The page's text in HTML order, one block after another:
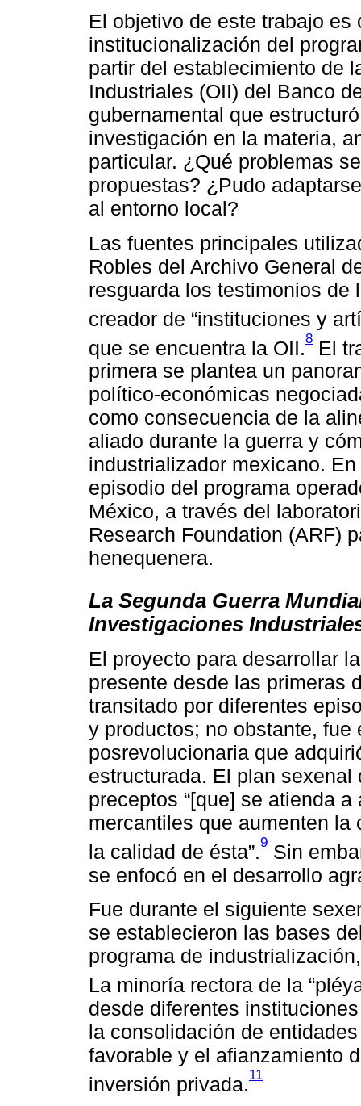
El objetivo de este trabajo
institucionalización del
partir del establecimiento de
Industriales (OII) del Banco
gubernamental que
investigación en la materia,
particular. ¿Qué problemas
propuestas? ¿Pudo
al entorno local?
Las fuentes principales
Robles del Archivo General
resguarda los testimonios de
creador de “instituciones y
que se encuentra la OII.8 El
primera se plantea un
político-económicas
como consecuencia de la
aliado durante la guerra y
industrializador mexicano.
episodio del programa
México, a través del
Research Foundation (ARF)
henequenera.
La Segunda Guerra
Investigaciones
El proyecto para desarrollar
presente desde las primeras
transitado por diferentes
y productos; no obstante,
posrevolucionaria que
estructurada. El plan
preceptos “[que] se atienda
mercantiles que aumenten
la calidad de ésta”.9 Sin
se enfocó en el desarrollo
Fue durante el siguiente
se establecieron las bases
programa de
La minoría rectora de la
desde diferentes
la consolidación de
favorable y el afianzamiento
inversión privada.11